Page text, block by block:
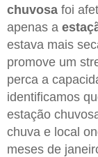
chuvosa foi
apenas a
estava mais
promove um
perca a
identificamos
estação
chuva e local
meses de